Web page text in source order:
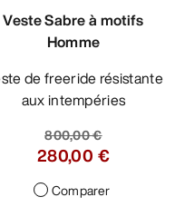
Veste Sabre à motifs
Homme
aux intempéries
800,00 €
280,00 €
Comparer